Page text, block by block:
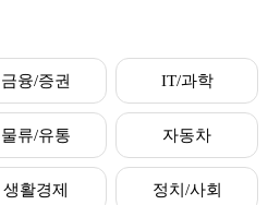
금융/증권 IT/과학
물류/유통 자동차
생활경제 정치/사회